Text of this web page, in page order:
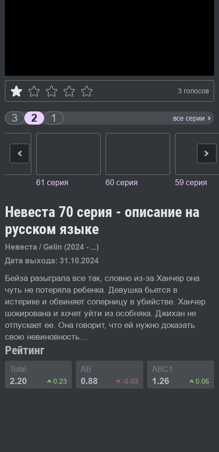
3 голосов
3 2 1 все серии
61 серия 60 серия 59 серия
Невеста 70 серия - описание на
русском языке
Невеста / Gelin (2024 - ...)
Дата выхода: 31.10.2024
Бейза разыграла все так, словно из-за Ханчер она
чуть не потеряла ребенка. Девушка бьется в
истерике и обвиняет соперницу в убийстве. Ханчер
шокирована и хочет уйти из особняка. Джихан не
отпускает ее. Она говорит, что ей нужно доказать
свою невиновность…
Рейтинг
Total
2.20 0.23
AB
0.88 -0.03
ABC1
1.26 0.06